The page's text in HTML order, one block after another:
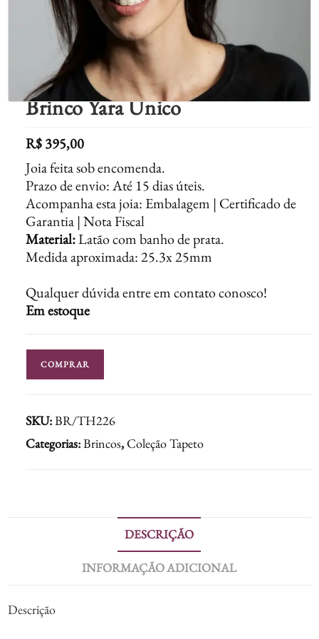
Brinco Yara Único
R$395,00
Joia feita sob encomenda.
Prazo de envio: Até 15 dias úteis.
Acompanha esta joia: Embalagem | Certificado de
Garantia | Nota Fiscal
Material:Latão com banho de prata.
Medida aproximada: 25.3x 25mm
Qualquer dúvida entre em contato conosco!
Em estoque
COMPRAR
SKU:BR/TH226
Categorias:Brincos,Coleção Tapeto
DESCRIÇÃO
INFORMAÇÃO ADICIONAL
Descrição